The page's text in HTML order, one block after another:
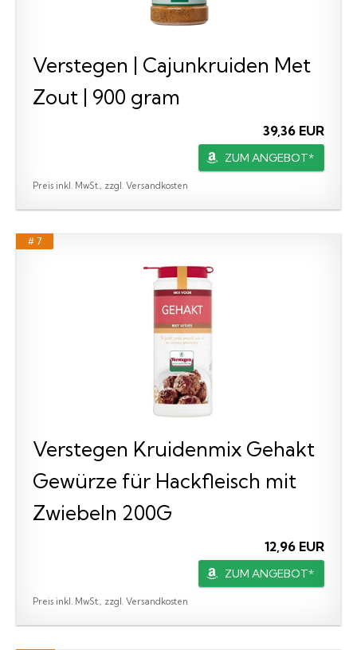
Verstegen | Cajunkruiden Met
Zout | 900 gram
39,36 EUR
ZUM ANGEBOT*
Preis inkl. MwSt., zzgl. Versandkosten
# 7
Verstegen Kruidenmix Gehakt
Gewürze für Hackfleisch mit
Zwiebeln 200G
12,96 EUR
ZUM ANGEBOT*
Preis inkl. MwSt., zzgl. Versandkosten